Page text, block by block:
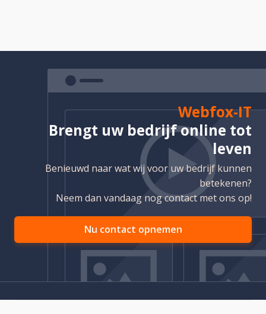
Webfox-IT
Brengt uw bedrijf online tot
leven
Benieuwd naar wat wij voor uw bedrijf kunnen
betekenen?
Neem dan vandaag nog contact met ons op!
Nu contact opnemen